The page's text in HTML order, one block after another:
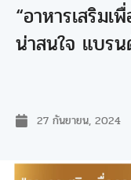
“อาหารเสริม
น่าสนใจ แบร
27 กันยายน, 2024